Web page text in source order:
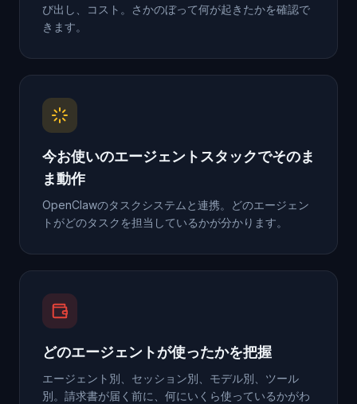
び出し、コスト。さかのぼって何が起きたかを確認で
きます。
今お使いのエージェントスタックでそのま
ま動作
OpenClawのタスクシステムと連携。どのエージェン
トがどのタスクを担当しているかが分かります。
どのエージェントが使ったかを把握
エージェント別、セッション別、モデル別、ツール
別。請求書が届く前に、何にいくら使っているかがわ